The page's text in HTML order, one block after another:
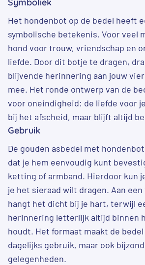
Symboliek
Het hondenbot op de bedel heeft
symbolische betekenis. Voor veel
hond voor trouw, vriendschap en
liefde. Door dit botje te dragen,
blijvende herinnering aan jouw
mee. Het ronde ontwerp van de
voor oneindigheid: de liefde voor
bij het afscheid, maar blijft altijd
Gebruik
De gouden asbedel met
dat je hem eenvoudig kunt
ketting of armband. Hierdoor kun
je het sieraad wilt dragen. Aan
hangt het dicht bij je hart, terwijl
herinnering letterlijk altijd binnen
houdt. Het formaat maakt de
dagelijks gebruik, maar ook
gelegenheden.